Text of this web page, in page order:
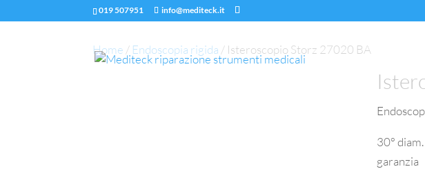
019 507951 info@mediteck.it
Home / Endoscopia rigida / Isteroscopio Storz 27020 BA
30°
garanzia